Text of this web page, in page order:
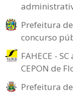
Prefeitura
concurso
FAHECE -
CEPON de
Prefeitura